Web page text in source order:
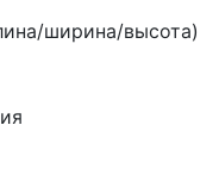
ширина/высота)